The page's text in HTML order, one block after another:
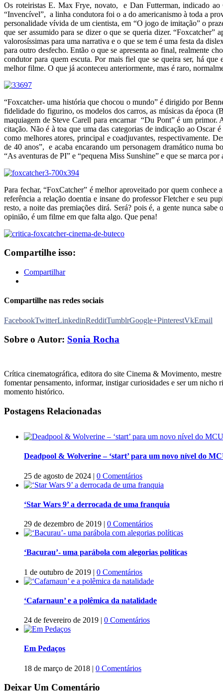
Os roteiristas E. Max Frye, novato, e Dan Futterman, indicado
“Invencível”, a linha condutora foi o a do americanismo à toda a
personalidade vívida de um cientista, em “O jogo de imitação” o
que ser assumido para se dizer o que se queria dizer. “Foxcatcher”
valorosíssimas para uma narrativa e o que se tem é uma festa da
para outro desfecho. Então o que se apresenta ao final, realmente
condutor para quem escuta. Por mais fiel que se queira ser, há
melhor filme. O que já aconteceu anteriormente, mas é raro,
“Foxcatcher- uma história que chocou o mundo” é dirigido por
fidelidade do figurino, os modelos dos carros, as músicas da época
maquiagem de Steve Carell para encarnar “Du Pont” é um primor.
citação. Não é à toa que uma das categorias de indicação ao
como melhores atores, principal e coadjuvantes, respectivamente.
de 40 anos”, e acaba encarando um personagem dramático numa
“As aventuras de PI” e “pequena Miss Sunshine” e que se marca por
Para fechar, “FoxCatcher” é melhor aproveitado por quem conhece
referência a relação doentia e insane do professor Fletcher e seu
resto, a noite das premiações dirá. Será? pois é, a gente nunca
opinião, é um filme em que falta algo. Que pena!
Compartilhe isso:
Compartilhar
Compartilhe nas redes sociais
FacebookTwitterLinkedinRedditTumblrGoogle+PinterestVkEmail
Sobre o Autor: Sonia Rocha
Crítica cinematográfica, editora do site Cinema & Movimento,
fomentar pensamento, informar, instigar curiosidades e ser um nicho
momento histórico.
Postagens Relacionadas
Deadpool & Wolverine – ‘start’ para um novo nível do
25 de agosto de 2024 | 0 Comentários
‘Star Wars 9’ a derrocada de uma franquia
29 de dezembro de 2019 | 0 Comentários
‘Bacurau’- uma parábola com alegorias políticas
1 de outubro de 2019 | 0 Comentários
‘Cafarnaun’ e a polêmica da natalidade
24 de fevereiro de 2019 | 0 Comentários
Em Pedaços
18 de março de 2018 | 0 Comentários
Deixar Um Comentário